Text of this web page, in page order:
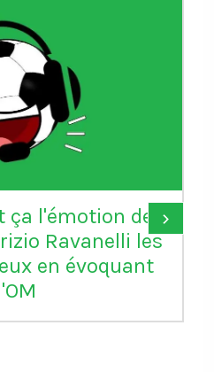
remercie la FIFA
une grande
le carton
reçu avec les
la Bosnie-
›